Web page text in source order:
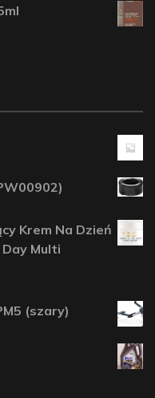
Krem Na Dzień
Multi
(szary)